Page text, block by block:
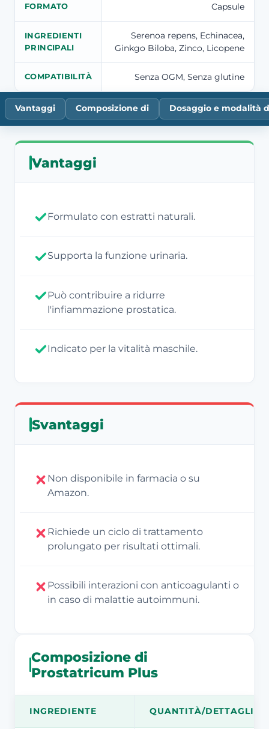
FORMATO Capsule
INGREDIENTI
PRINCIPALI
Serenoa repens, Echinacea,
Ginkgo Biloba, Zinco, Licopene
COMPATIBILITÀ Senza OGM, Senza glutine
Vantaggi Composizione di Dosaggio e modalità
Vantaggi
Formulato con estratti naturali.
Supporta la funzione urinaria.
Può contribuire a ridurre
l'infiammazione prostatica.
Indicato per la vitalità maschile.
Svantaggi
Non disponibile in farmacia o su
Amazon.
Richiede un ciclo di trattamento
prolungato per risultati ottimali.
Possibili interazioni con anticoagulanti o
in caso di malattie autoimmuni.
Composizione di
Prostatricum Plus
INGREDIENTE QUANTITÀ/DETTAGLIO